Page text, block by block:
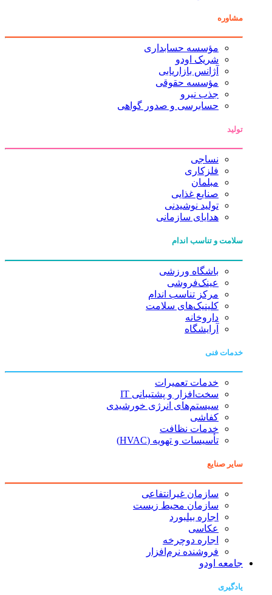
مشاوره
مؤسسه حسابداری
شریک اودو
آژانس بازاریابی
مؤسسه حقوقی
جذب نیرو
حسابرسی و صدور گواهی
تولید
نساجی
فلزکاری
مبلمان
صنایع غذایی
تولید نوشیدنی
هدایای سازمانی
سلامت و تناسب اندام
باشگاه ورزشی
عینک‌فروشی
مرکز تناسب اندام
کلینیک‌های سلامت
داروخانه
آرایشگاه
خدمات فنی
خدمات تعمیرات
سخت‌افزار و پشتیبانی IT
سیستم‌های انرژی خورشیدی
کفاشی
خدمات نظافت
تأسیسات و تهویه (HVAC)
سایر صنایع
سازمان غیرانتفاعی
سازمان محیط زیست
اجاره بیلبورد
عکاسی
اجاره دوچرخه
فروشنده نرم‌افزار
جامعه اودو
یادگیری